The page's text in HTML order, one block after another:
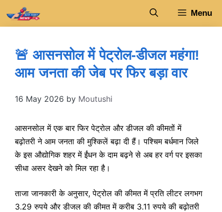
Menu
🚨 आसनसोल में पेट्रोल-डीजल महंगा!
आम जनता की जेब पर फिर बड़ा वार
16 May 2026 by Moutushi
आसनसोल में एक बार फिर पेट्रोल और डीजल की कीमतों में
बढ़ोतरी ने आम जनता की मुश्किलें बढ़ा दी हैं। पश्चिम बर्धमान जिले
के इस औद्योगिक शहर में ईंधन के दाम बढ़ने से अब हर वर्ग पर इसका
सीधा असर देखने को मिल रहा है।
ताजा जानकारी के अनुसार, पेट्रोल की कीमत में प्रति लीटर लगभग
3.29 रुपये और डीजल की कीमत में करीब 3.11 रुपये की बढ़ोतरी